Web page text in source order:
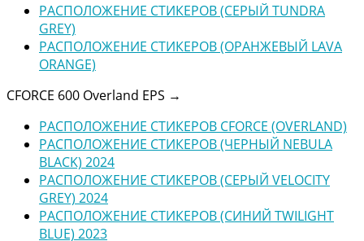
РАСПОЛОЖЕНИЕ СТИКЕРОВ (СЕРЫЙ TUNDRA
GREY)
РАСПОЛОЖЕНИЕ СТИКЕРОВ (ОРАНЖЕВЫЙ LAVA
ORANGE)
CFORCE 600 Overland EPS →
РАСПОЛОЖЕНИЕ СТИКЕРОВ CFORCE (OVERLAND)
РАСПОЛОЖЕНИЕ СТИКЕРОВ (ЧЕРНЫЙ NEBULA
BLACK) 2024
РАСПОЛОЖЕНИЕ СТИКЕРОВ (СЕРЫЙ VELOCITY
GREY) 2024
РАСПОЛОЖЕНИЕ СТИКЕРОВ (СИНИЙ TWILIGHT
BLUE) 2023